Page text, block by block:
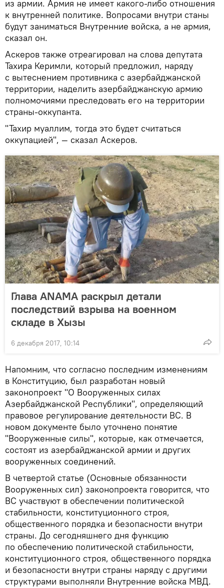
из армии. Армия не имеет какого-либо отношения
к внутренней политике. Вопросами внутри станы
будут заниматься Внутренние войска, а не армия,
сказал он.
Аскеров также отреагировал на слова депутата
Тахира Керимли, который предложил, наряду
с вытеснением противника с азербайджанской
территории, наделить азербайджанскую армию
полномочиями преследовать его на территории
страны-оккупанта.
"Тахир муаллим, тогда это будет считаться
оккупацией", — сказал Аскеров.
Глава ANAMA раскрыл детали
последствий взрыва на военном
складе в Хызы
6 декабря 2017, 10:14
Напомним, что согласно последним изменениям
в Конституцию, был разработан новый
законопроект "О Вооруженных силах
Азербайджанской Республики", определяющий
правовое регулирование деятельности ВС. В
новом документе было уточнено понятие
"Вооруженные силы", которые, как отмечается,
состоят из азербайджанской армии и других
вооруженных соединений.
В четвертой статье (Основные обязанности
Вооруженных сил) законопроекта говорится, что
ВС участвуют в обеспечении политической
стабильности, конституционного строя,
общественного порядка и безопасности внутри
страны. До сегодняшнего дня функцию
по обеспечению политической стабильности,
конституционного строя, общественного порядка
и безопасности внутри страны наряду с другими
структурами выполняли Внутренние войска МВД.